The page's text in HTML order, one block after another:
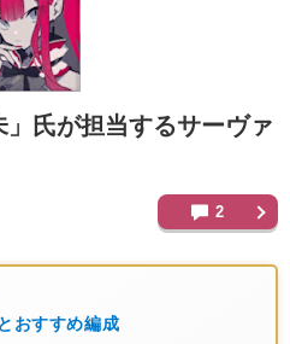
」氏が担当するサーヴァ
2
おすすめ編成